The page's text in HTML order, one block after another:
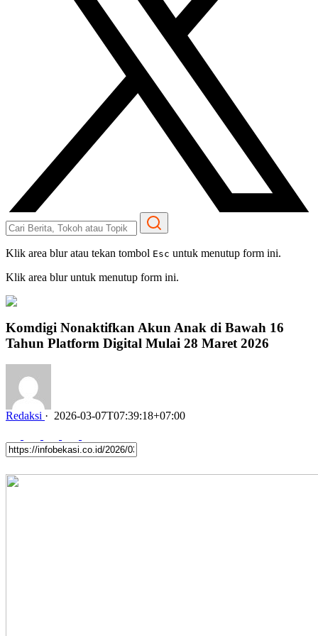
Klik area blur atau tekan tombol Esc untuk menutup form ini.
Klik area blur untuk menutup form ini.
Komdigi Nonaktifkan Akun Anak di Bawah 16
Tahun Platform Digital Mulai 28 Maret 2026
Redaksi · 2026-03-07T07:39:18+07:00